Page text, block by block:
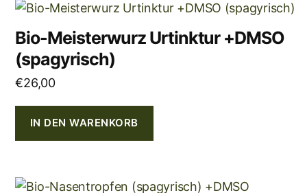
Bio-Meisterwurz Urtinktur +DMSO
(spagyrisch)
€26,00
IN DEN WARENKORB